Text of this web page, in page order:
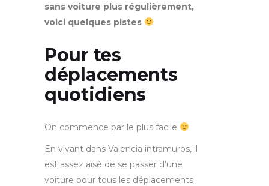
sans voiture plus régulièrement,
voici quelques pistes
Pour tes
déplacements
quotidiens
On commence par le plus facile
En vivant dans Valencia intramuros, il
est assez aisé de se passer d’une
voiture pour tous les déplacements